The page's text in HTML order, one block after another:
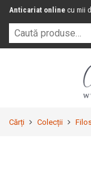
Anticariat online cu mii
Cărți Colecții